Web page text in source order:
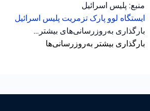
منبع: پلیس اسرائیل
ایستگاه لوو پارک تزمریت پلیس اسرائیل
بارگذاری به‌روزرسانی‌های بیشتر…
بارگذاری بیشتر به‌روزرسانی‌ها